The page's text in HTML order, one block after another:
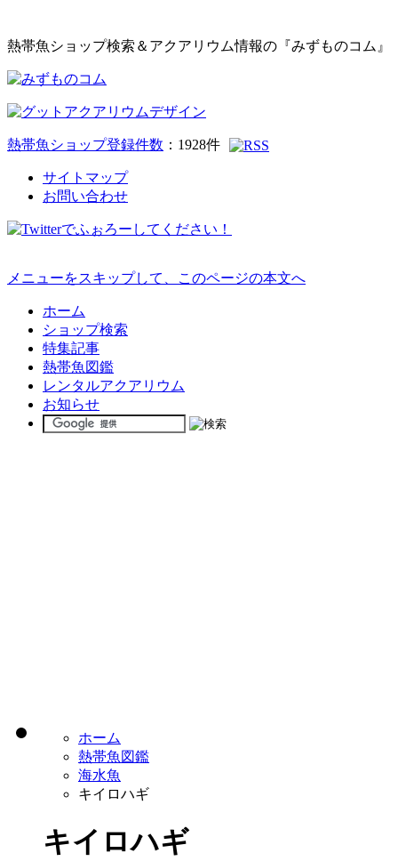
熱帯魚ショップ検索＆アクアリウム情報の『みずものコム』
熱帯魚ショップ登録件数 ： 1928件
サイトマップ
お問い合わせ
メニューをスキップして、このページの本文へ
ホーム
ショップ検索
特集記事
熱帯魚図鑑
レンタルアクアリウム
お知らせ
ホーム
熱帯魚図鑑
海水魚
キイロハギ
キイロハギ